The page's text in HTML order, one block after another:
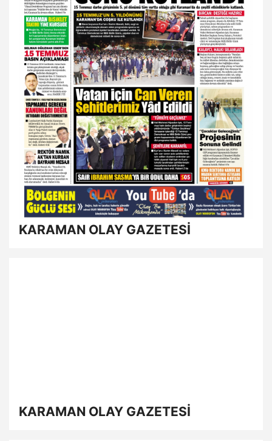
KARAMAN OLAY GAZETESİ
KARAMAN OLAY GAZETESİ